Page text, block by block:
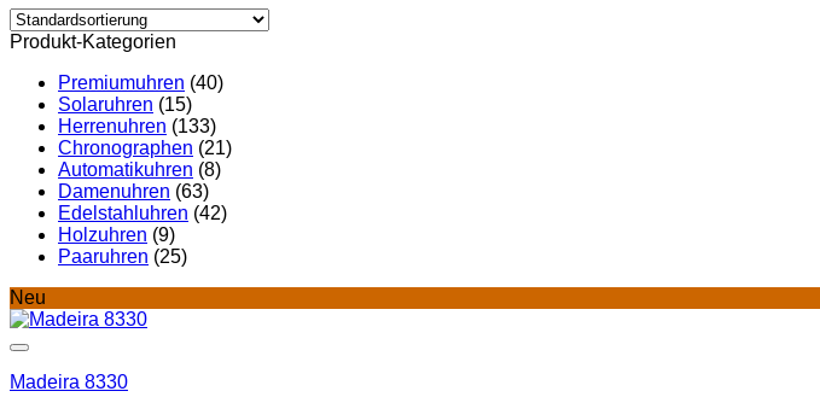
Produkt-Kategorien
Premiumuhren (40)
Solaruhren (15)
Herrenuhren (133)
Chronographen (21)
Automatikuhren (8)
Damenuhren (63)
Edelstahluhren (42)
Holzuhren (9)
Paaruhren (25)
Neu
Madeira 8330